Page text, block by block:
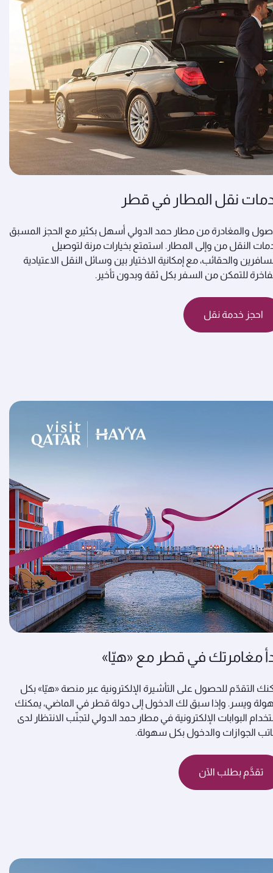
نقل المطار في قطر
والمغادرة من مطار حمد الدولي أسهل بكثير مع الحجز المسبق
النقل من وإلى المطار. استمتع بخيارات مرنة لتوصيل
والحقائب، مع إمكانية الاختيار بين وسائل النقل الاعتيادية
للتمكن من السفر بكل ثقة وبدون تأخير.
احجز خدمة نقل
مغامرتك في قطر مع «هيّا»
التقدّم للحصول على التأشيرة الإلكترونية عبر منصة «هيّا» بكل
ويسر. وإذا سبق لك الدخول إلى دولة قطر في الماضي، يمكنك
البوابات الإلكترونية في مطار حمد الدولي لتجنّب الانتظار لدى
الجوازات والدخول بكل سهولة.
تقدَّم بطلب الآن